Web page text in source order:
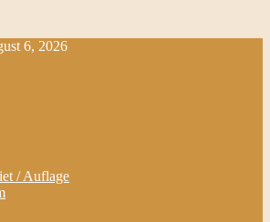
6, 2026
/ Auflage